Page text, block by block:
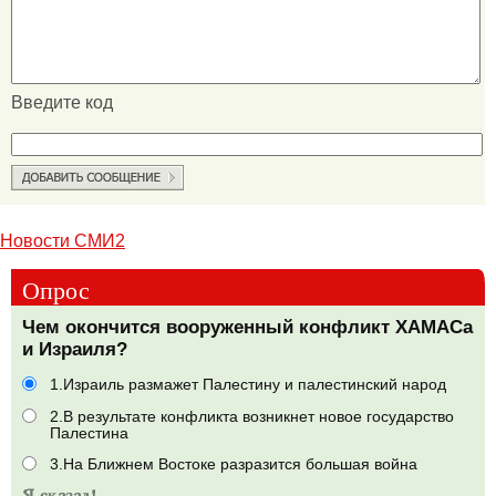
Введите код
Новости СМИ2
Опрос
Чем окончится вооруженный конфликт ХАМАСа
и Израиля?
1.Израиль размажет Палестину и палестинский народ
2.В результате конфликта возникнет новое государство
Палестина
3.На Ближнем Востоке разразится большая война